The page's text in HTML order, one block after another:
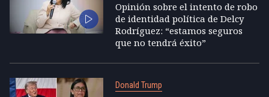
Opinión sobre el intento de robo
de identidad política de Delcy
Rodríguez: “estamos seguros
que no tendrá éxito”
Donald Trump